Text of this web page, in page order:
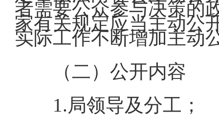
者需要公众参与决策的
家有关规定应当主动公
实际工作不断增加主动
（二）公开内容
1.局领导及分工；